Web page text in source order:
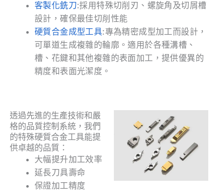
客製化銑刀:採用特殊切削刃、螺旋角及切屑槽
設計，確保最佳切削性能
硬質合金成型工具:專為精密成型加工而設計，
可單道生成複雜的輪廓。適用於各種溝槽、
槽、花鍵和其他複雜的表面加工，提供優異的
精度和表面光潔度。
透過先進的生產技術和嚴
格的品質控制系統，我們
的特殊硬質合金工具能提
供卓越的品質：
大幅提升加工效率
延長刀具壽命
保證加工精度